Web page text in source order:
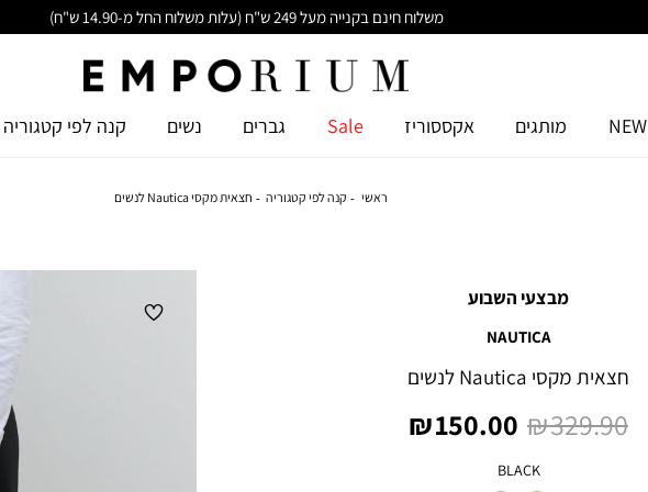
משלוח חינם בקנייה מעל 249 ש"ח (עלות משלוח החל מ-14.90 ש"ח)
NEW מותגים אקססוריז Sale גברים נשים קנה לפי קטגוריה
ראשי קנה לפי קטגוריה חצאית מקסי Nautica לנשים
מבצעי השבוע
NAUTICA
חצאית מקסי Nautica לנשים
מחיר
מוצר
150.00 ₪
מחיר
329.90 ₪
צבע
BLACK